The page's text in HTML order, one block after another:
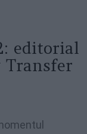
editorial